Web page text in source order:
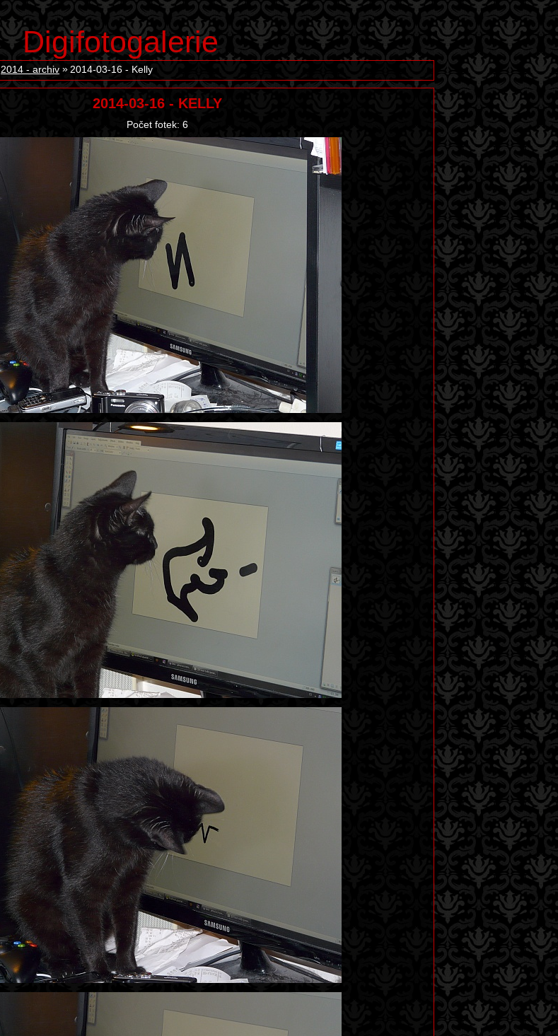
Digifotogalerie
2014 - archiv 2014-03-16 - Kelly
2014-03-16 - KELLY
Počet fotek: 6